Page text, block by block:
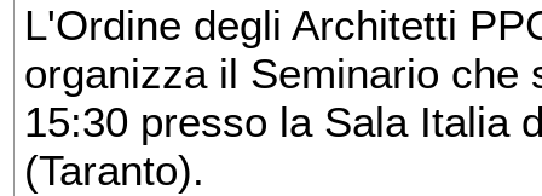
L'Ordine degli Architetti
organizza il Seminario che
15:30 presso la Sala Italia
(Taranto).